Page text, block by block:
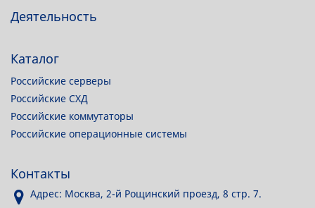
Деятельность
Каталог
Российские серверы
Российские СХД
Российские коммутаторы
Российские операционные системы
Контакты
Адрес: Москва, 2-й Рощинский проезд, 8 стр. 7.